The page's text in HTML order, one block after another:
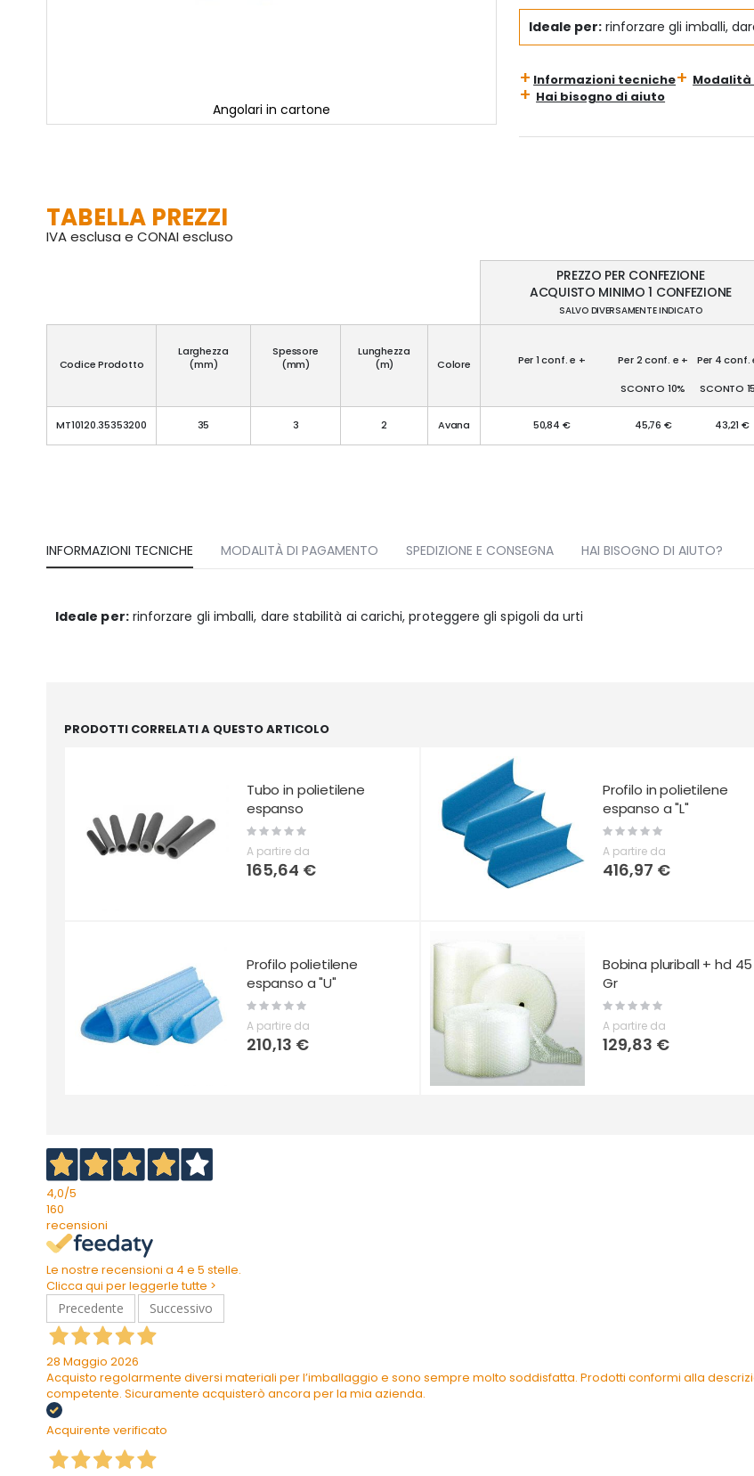
Angolari in cartone
immagini
Ideale per: rinforzare gli imballi,
Informazioni tecniche
Hai bisogno di aiuto
TABELLA PREZZI
IVA esclusa e CONAI escluso
PREZZO PER CONFEZIONE
ACQUISTO MINIMO 1 CONFEZIONE
SALVO DIVERSAMENTE INDICATO
Codice Prodotto
Larghezza
(mm)
Spessore
(mm)
Lunghezza
(m)
Colore Per 1 conf. e + Per 2 conf. e + Per 4 conf.
SCONTO 10%
SCONTO
MT10120.35353200 35 3 2 Avana 50,84 € 45,76 € 43,21 €
INFORMAZIONI TECNICHE
Ideale per:rinforzare gli imballi, dare stabilità ai carichi, proteggere gli spigoli da urti
MODALITÀ DI PAGAMENTO SPEDIZIONE E CONSEGNA HAI BISOGNO DI AIUTO?
PRODOTTI CORRELATI A QUESTO ARTICOLO
Tubo in polietilene
espanso
Rating:
0%
A partire da
165,64 €
Profilo in polietilene
espanso a "L"
Rating:
0%
A partire da
416,97 €
Profilo polietilene
espanso a "U"
Rating:
0%
A partire da
210,13 €
Bobina pluriball + hd 45
Gr
Rating:
0%
A partire da
129,83 €
4,0/5
160
recensioni
Le nostre recensioni a 4 e 5 stelle.
Clicca qui per leggerle tutte >
Precedente
Successivo
28 Maggio 2026
Acquisto regolarmente diversi materiali per l’imballaggio e sono sempre molto soddisfatta. Prodotti conformi alla
competente. Sicuramente acquisterò ancora per la mia azienda.
Acquirente verificato